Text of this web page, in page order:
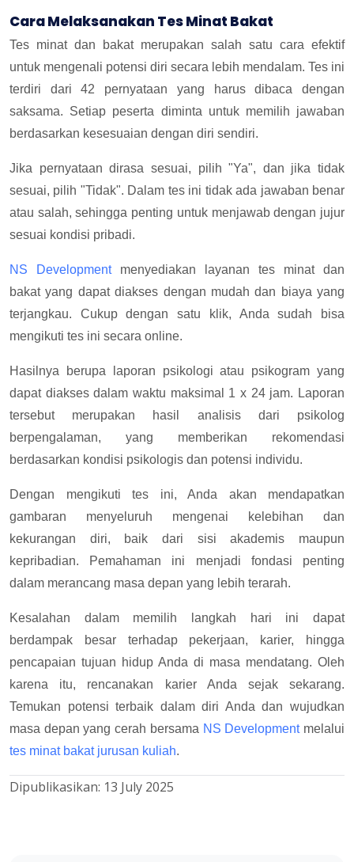
Cara Melaksanakan Tes Minat Bakat
Tes minat dan bakat merupakan salah satu cara efektif
untuk mengenali potensi diri secara lebih mendalam. Tes ini
terdiri dari 42 pernyataan yang harus dibaca dengan
saksama. Setiap peserta diminta untuk memilih jawaban
berdasarkan kesesuaian dengan diri sendiri.
Jika pernyataan dirasa sesuai, pilih "Ya", dan jika tidak
sesuai, pilih "Tidak". Dalam tes ini tidak ada jawaban benar
atau salah, sehingga penting untuk menjawab dengan jujur
sesuai kondisi pribadi.
NS Developmentmenyediakan layanan tes minat dan
bakat yang dapat diakses dengan mudah dan biaya yang
terjangkau. Cukup dengan satu klik, Anda sudah bisa
mengikuti tes ini secara online.
Hasilnya berupa laporan psikologi atau psikogram yang
dapat diakses dalam waktu maksimal 1 x 24 jam. Laporan
tersebut merupakan hasil analisis dari psikolog
berpengalaman, yang memberikan rekomendasi
berdasarkan kondisi psikologis dan potensi individu.
Dengan mengikuti tes ini, Anda akan mendapatkan
gambaran menyeluruh mengenai kelebihan dan
kekurangan diri, baik dari sisi akademis maupun
kepribadian. Pemahaman ini menjadi fondasi penting
dalam merancang masa depan yang lebih terarah.
Kesalahan dalam memilih langkah hari ini dapat
berdampak besar terhadap pekerjaan, karier, hingga
pencapaian tujuan hidup Anda di masa mendatang. Oleh
karena itu, rencanakan karier Anda sejak sekarang.
Temukan potensi terbaik dalam diri Anda dan wujudkan
masa depan yang cerah bersama NS Developmentmelalui
tes minat bakat jurusan kuliah.
Dipublikasikan: 13 July 2025